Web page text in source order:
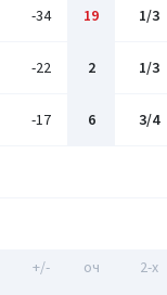
-34 19 1/3
-22 2 1/3
-17 6 3/4
+/- оч 2-x